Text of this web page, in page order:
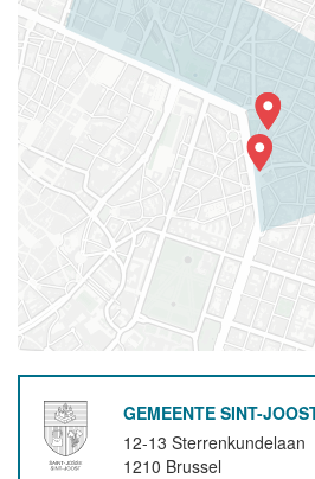
GEMEENTE SINT-
12-13 Sterrenkundelaan
1210 Brussel